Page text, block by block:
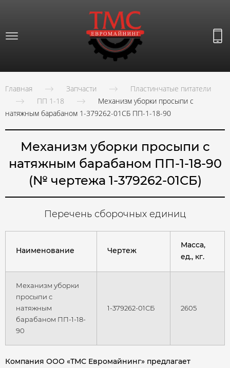
Главная Запчасти
Пластинчатые питатели
ПП 1-18
Механизм уборки просыпи с
натяжным барабаном 1-379262-01СБ ПП-1-18-90
Механизм уборки просыпи с
натяжным барабаном ПП-1-18-90
(№ чертежа 1-379262-01СБ)
Перечень сборочных единиц
Наименование Чертеж
Масса,
ед., кг.
Механизм уборки
просыпи с
натяжным
барабаном ПП-1-18-
90
1-379262-01СБ 2605
Компания ООО «ТМС Евромайнинг» предлагает